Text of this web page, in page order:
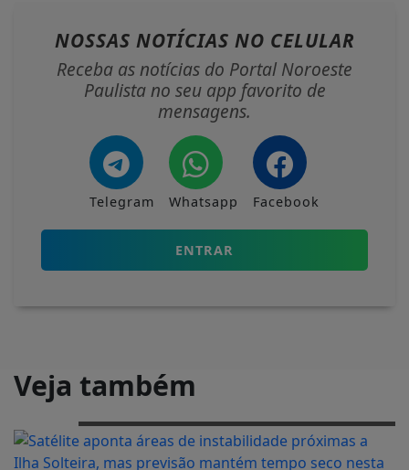
NOSSAS NOTÍCIAS NO CELULAR
Receba as notícias do Portal Noroeste
Paulista no seu app favorito de
mensagens.
Telegram Whatsapp Facebook
ENTRAR
Veja também